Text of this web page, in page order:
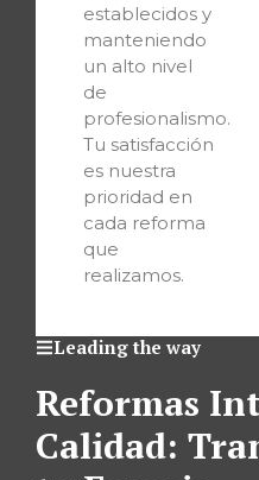
Leading the way
Reformas
Calidad:
establecidos y
manteniendo
un alto nivel
de
profesionalismo.
Tu satisfacción
es nuestra
prioridad en
cada reforma
que
realizamos.